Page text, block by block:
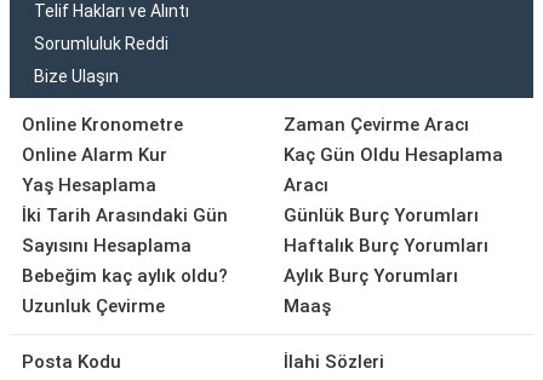
Telif Hakları ve Alıntı
Sorumluluk Reddi
Bize Ulaşın
Online Kronometre
Online Alarm Kur
Yaş Hesaplama
İki Tarih Arasındaki Gün
Sayısını Hesaplama
Bebeğim kaç aylık oldu?
Uzunluk Çevirme
Zaman Çevirme Aracı
Kaç Gün Oldu Hesaplama
Aracı
Günlük Burç Yorumları
Haftalık Burç Yorumları
Aylık Burç Yorumları
Maaş
Posta Kodu
İlahi Sözleri